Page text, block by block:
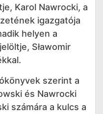
Karol Nawrocki, a
igazgatója
helyen a
Sławomir
szerint a
és Nawrocki
számára a kulcs a